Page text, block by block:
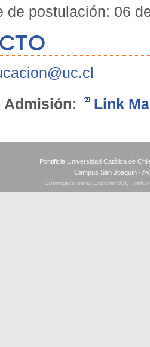
de postulación: 06
Admisión:
Link
Pontificia Universidad Católica de
Campus San Joaquín -
Optimizado para: Explorer 8.0,